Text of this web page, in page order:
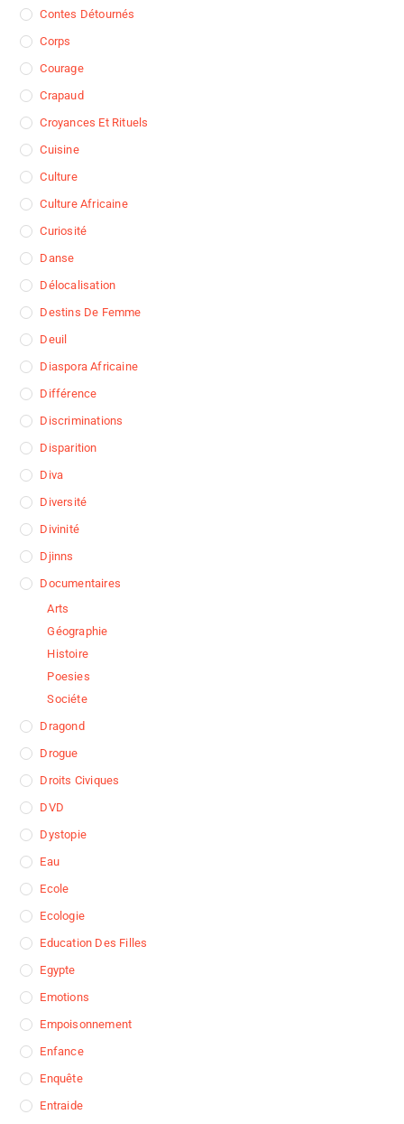
Contes Détournés
Corps
Courage
Crapaud
Croyances Et Rituels
Cuisine
Culture
Culture Africaine
Curiosité
Danse
Délocalisation
Destins De Femme
Deuil
Diaspora Africaine
Différence
Discriminations
Disparition
Diva
Diversité
Divinité
Djinns
Documentaires
Arts
Géographie
Histoire
Poesies
Sociéte
Dragond
Drogue
Droits Civiques
DVD
Dystopie
Eau
Ecole
Ecologie
Education Des Filles
Egypte
Emotions
Empoisonnement
Enfance
Enquête
Entraide